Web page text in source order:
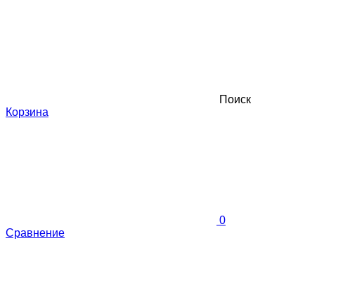
Поиск
Корзина
0
Сравнение